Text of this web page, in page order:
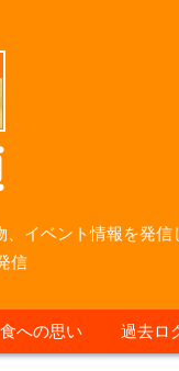
イベント情報を発信
信
食への思い 過去ロ